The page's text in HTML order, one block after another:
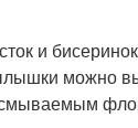
и бисеринок
можно